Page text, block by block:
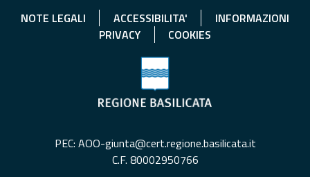
NOTE LEGALI ACCESSIBILITA'
INFORMAZIONI
PRIVACY
COOKIES
PEC: AOO-giunta@cert.regione.basilicata.it
C.F. 80002950766